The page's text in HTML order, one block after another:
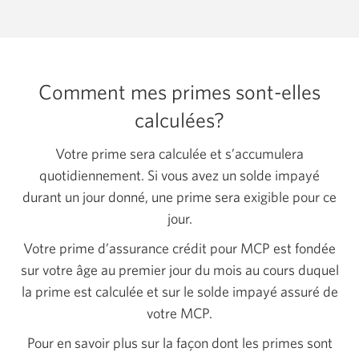
Comment mes primes sont-elles
calculées?
Votre prime sera calculée et s’accumulera
quotidiennement. Si vous avez un solde impayé
durant un jour donné, une prime sera exigible pour ce
jour.
Votre prime d’assurance crédit pour MCP est fondée
sur votre âge au premier jour du mois au cours duquel
la prime est calculée et sur le solde impayé assuré de
votre MCP.
Pour en savoir plus sur la façon dont les primes sont